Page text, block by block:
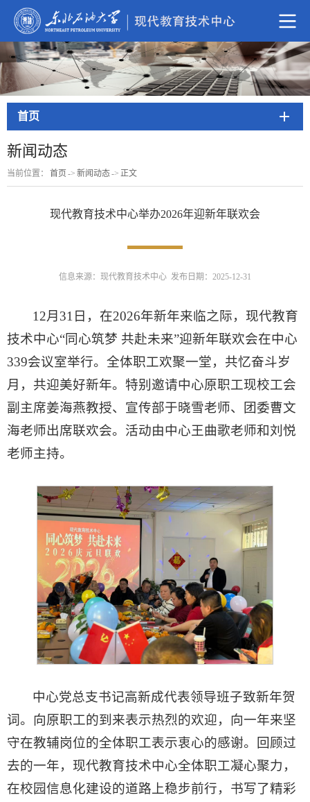
首页
新闻动态
当前位置： 首页 -> 新闻动态-> 正文
现代教育技术中心举办2026年迎新年联欢会
信息来源：现代教育技术中心 发布日期：2025-12-31
12月31日，在2026年新年来临之际，现代教育
技术中心“同心筑梦 共赴未来”迎新年联欢会在中心
339会议室举行。全体职工欢聚一堂，共忆奋斗岁
月，共迎美好新年。特别邀请中心原职工现校工会
副主席姜海燕教授、宣传部于晓雪老师、团委曹文
海老师出席联欢会。活动由中心王曲歌老师和刘悦
老师主持。
中心党总支书记高新成代表领导班子致新年贺
词。 向原职工的到来表示热烈的欢迎， 向一年来坚
守在教辅岗位的全体职工表示衷心的感谢。回顾过
去的一年，现代教育技术中心全体职工凝心聚力，
在校园信息化建设的道路上稳步前行，书写了精彩